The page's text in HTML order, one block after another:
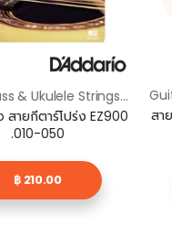
Guitar Bass & Ukulele Strings / สายกีตาร์ เบส & อูคูเลเล่
ยกีตาร์โปร่ง EZ900
.010-050
฿ 210.00
สาย